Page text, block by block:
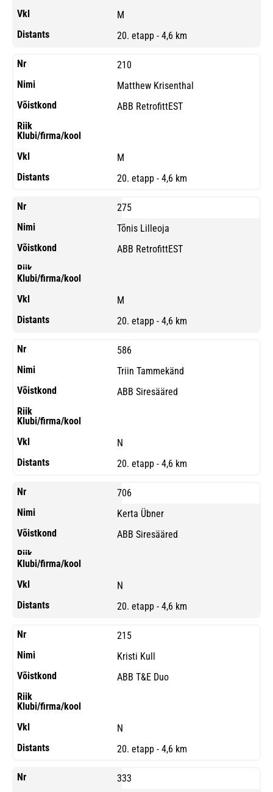
M
20. etapp - 4,6 km
210
Matthew Krisenthal
ABB RetrofittEST
M
20. etapp - 4,6 km
275
Tõnis Lilleoja
ABB RetrofittEST
M
20. etapp - 4,6 km
586
Triin Tammekänd
ABB Siresääred
N
20. etapp - 4,6 km
706
Kerta Übner
ABB Siresääred
N
20. etapp - 4,6 km
215
Kristi Kull
ABB T&E Duo
N
20. etapp - 4,6 km
333